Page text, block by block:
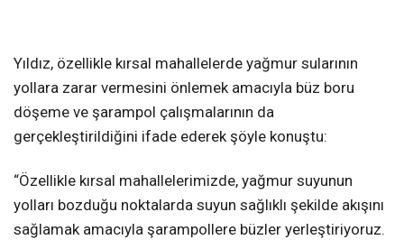
Yıldız, özellikle kırsal mahallelerde yağmur sularının
yollara zarar vermesini önlemek amacıyla büz boru
döşeme ve şarampol çalışmalarının da
gerçekleştirildiğini ifade ederek şöyle konuştu:
“Özellikle kırsal mahallelerimizde, yağmur suyunun
yolları bozduğu noktalarda suyun sağlıklı şekilde akışını
sağlamak amacıyla şarampollere büzler yerleştiriyoruz.